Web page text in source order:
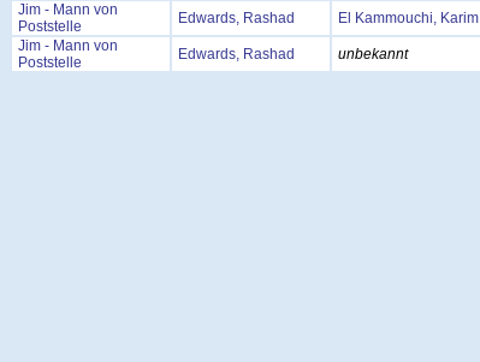
Jim - Mann von
Poststelle
Edwards, Rashad El Kammouchi, Karim
Jim - Mann von
Poststelle
Edwards, Rashad unbekannt